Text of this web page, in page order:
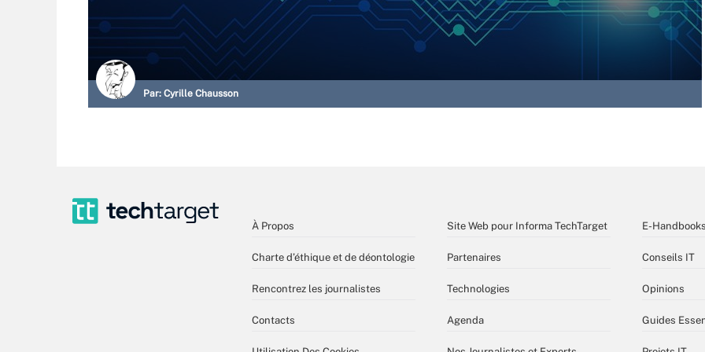
Par: Cyrille Chausson
À Propos
Charte d’éthique et de déontologie
Rencontrez les journalistes
Contacts
Site Web pour Informa TechTarget
Partenaires
Technologies
Agenda
E-Handbooks
Conseils IT
Opinions
Guides